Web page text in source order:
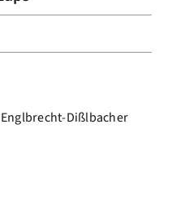
Dißlbacher